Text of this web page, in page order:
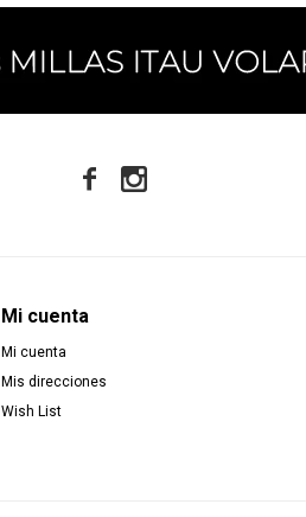
Mi cuenta
Mi cuenta
Mis direcciones
Wish List
 